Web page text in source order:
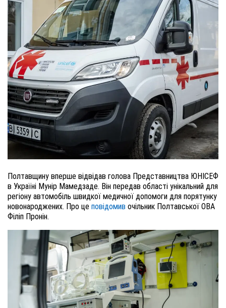
Полтавщину вперше відвідав голова Представництва ЮНІСЕФ
в Україні Мунір Мамедзаде. Він передав області унікальний для
регіону автомобіль швидкої медичної допомоги для порятунку
новонароджених. Про це повідомив очільник Полтавської ОВА
Філіп Пронін.